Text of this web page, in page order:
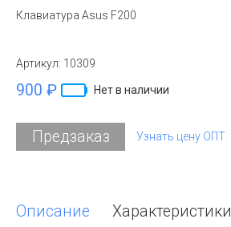
Клавиатура Asus F200
Артикул: 10309
900 ₽ Нет в наличии
Предзаказ Узнать цену ОПТ
Описание Характеристики